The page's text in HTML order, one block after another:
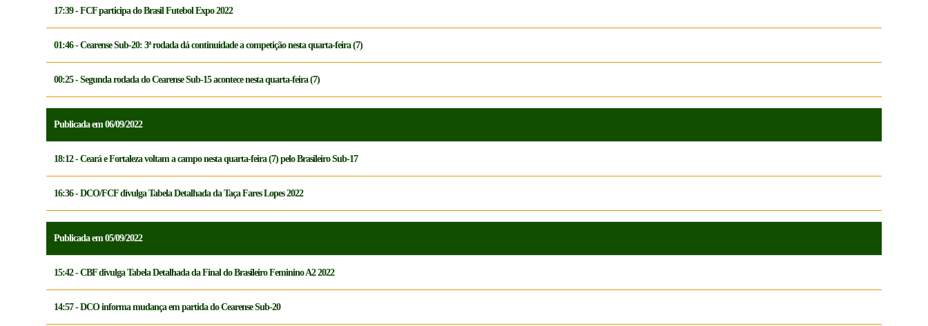
17:39 - FCF participa do Brasil Futebol Expo 2022
01:46 - Cearense Sub-20: 3ª rodada dá continuidade a competição nesta quarta-feira (7)
00:25 - Segunda rodada do Cearense Sub-15 acontece nesta quarta-feira (7)
Publicada em 06/09/2022
18:12 - Ceará e Fortaleza voltam a campo nesta quarta-feira (7) pelo Brasileiro Sub-17
16:36 - DCO/FCF divulga Tabela Detalhada da Taça Fares Lopes 2022
Publicada em 05/09/2022
15:42 - CBF divulga Tabela Detalhada da Final do Brasileiro Feminino A2 2022
14:57 - DCO informa mudança em partida do Cearense Sub-20